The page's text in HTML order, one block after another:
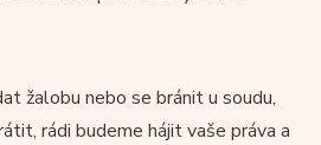
žalobu nebo se bránit u soudu,
rádi budeme hájit vaše práva a